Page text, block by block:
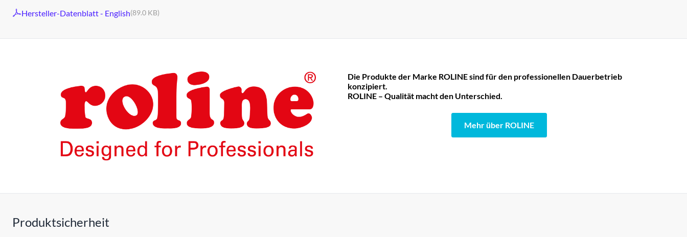
Hersteller-Datenblatt - English(89.0 KB)
Die Produkte der Marke ROLINE sind für den professionellen Dauerbetrieb
konzipiert.
ROLINE – Qualität macht den Unterschied.
Mehr über ROLINE
Produktsicherheit